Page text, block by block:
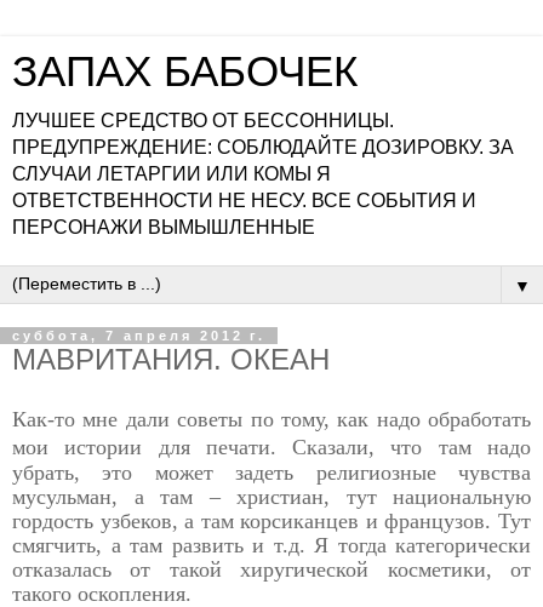
ЗАПАХ БАБОЧЕК
ЛУЧШЕЕ СРЕДСТВО ОТ БЕССОННИЦЫ.
ПРЕДУПРЕЖДЕНИЕ: СОБЛЮДАЙТЕ ДОЗИРОВКУ. ЗА
СЛУЧАИ ЛЕТАРГИИ ИЛИ КОМЫ Я
ОТВЕТСТВЕННОСТИ НЕ НЕСУ. ВСЕ СОБЫТИЯ И
ПЕРСОНАЖИ ВЫМЫШЛЕННЫЕ
▼
суббота, 7 апреля 2012 г.
МАВРИТАНИЯ. ОКЕАН
Как-то мне дали советы по тому, как надо обработать
моиистории для печати. Сказали, что там надо
убрать, это может задеть религиозные чувства
мусульман, а там – христиан, тут национальную
гордость узбеков, а там корсиканцев ифранцузов. Тут
смягчить, а там развить и т.д. Я тогда категорически
отказалась от такой хиругической косметики, от
такого оскопления.